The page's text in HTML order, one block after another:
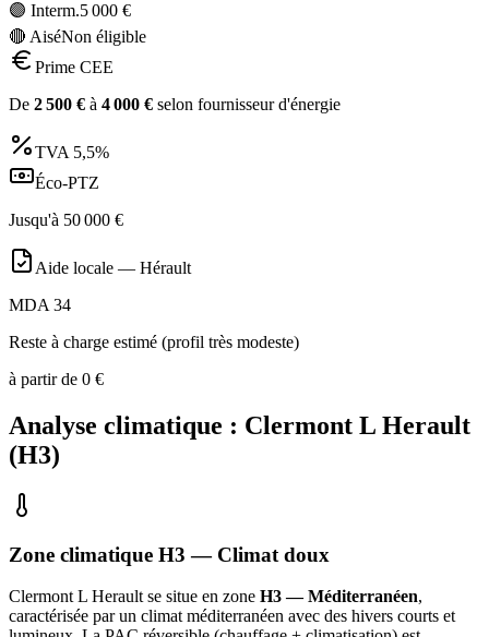
🟣 Interm.5 000 €
🔴 AiséNon éligible
Prime CEE
De 2 500 € à 4 000 € selon fournisseur d'énergie
TVA 5,5%
Éco-PTZ
Jusqu'à 50 000 €
Aide locale — Hérault
MDA 34
Reste à charge estimé (profil très modeste)
à partir de 0 €
Analyse climatique : Clermont L Herault
(H3)
Zone climatique H3 — Climat doux
Clermont L Herault se situe en zone H3 — Méditerranéen,
caractérisée par un climat méditerranéen avec des hivers courts et